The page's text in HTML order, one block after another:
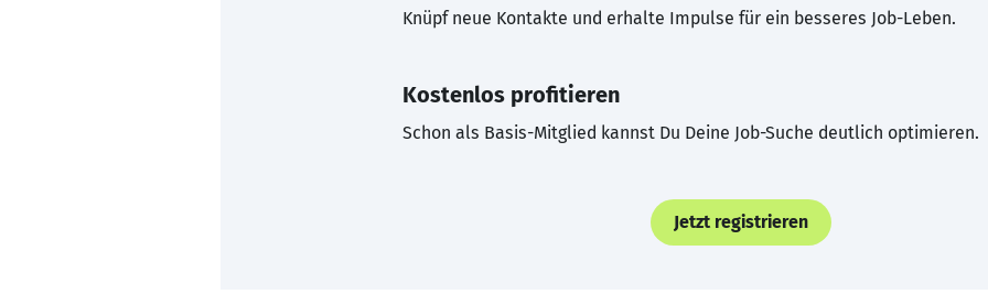
Knüpf neue Kontakte und erhalte Impulse für ein besseres Job-Leben.
Kostenlos profitieren
Schon als Basis-Mitglied kannst Du Deine Job-Suche deutlich optimieren.
Jetzt registrieren